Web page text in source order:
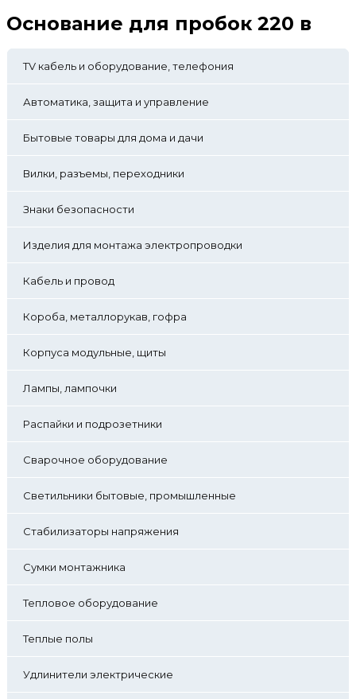
Основание для пробок 220 в
TV кабель и оборудование, телефония
Автоматика, защита и управление
Бытовые товары для дома и дачи
Вилки, разъемы, переходники
Знаки безопасности
Изделия для монтажа электропроводки
Кабель и провод
Короба, металлорукав, гофра
Корпуса модульные, щиты
Лампы, лампочки
Распайки и подрозетники
Сварочное оборудование
Светильники бытовые, промышленные
Стабилизаторы напряжения
Сумки монтажника
Тепловое оборудование
Теплые полы
Удлинители электрические